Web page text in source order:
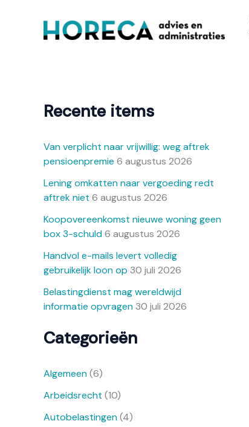
Recente items
Van verplicht naar vrijwillig: weg aftrek
pensioenpremie 6 augustus 2026
Lening omkatten naar vergoeding redt
aftrek niet 6 augustus 2026
Koopovereenkomst nieuwe woning geen
box 3-schuld6 augustus 2026
Handvol e-mails levert volledig
gebruikelijk loon op 30 juli 2026
Belastingdienst mag wereldwijd
informatie opvragen 30 juli 2026
Categorieën
Algemeen(6)
Arbeidsrecht (10)
Autobelastingen(4)
e